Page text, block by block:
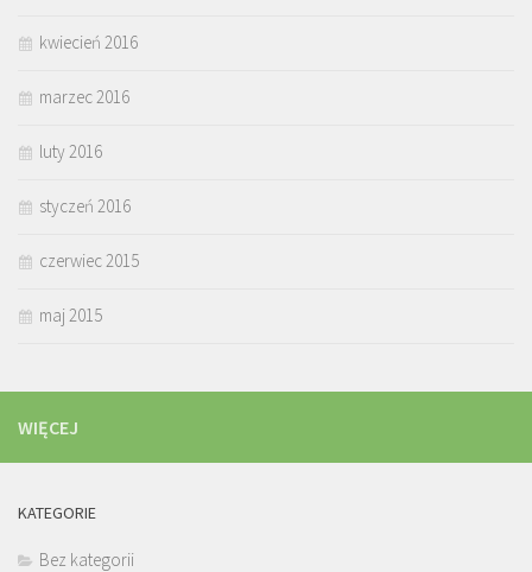
kwiecień 2016
marzec 2016
luty 2016
styczeń 2016
czerwiec 2015
maj 2015
WIĘCEJ
KATEGORIE
Bez kategorii